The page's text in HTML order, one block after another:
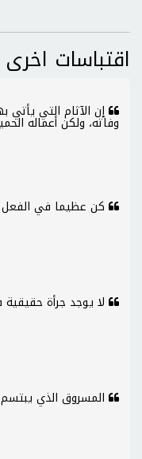
اقتباسات
إن الآثام التي يأتي
وفاته، ولكن أعماله
كن عظيما في
لا يوجد جرأة
المسروق الذي